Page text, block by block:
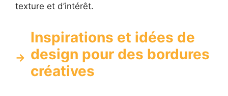
texture et d’intérêt.
Inspirations et idées de
design pour des bordures
créatives